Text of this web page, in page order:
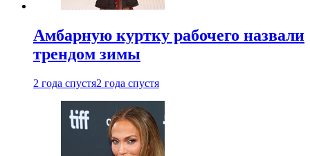
Амбарную куртку рабочего назвали
трендом зимы
2 года спустя2 года спустя